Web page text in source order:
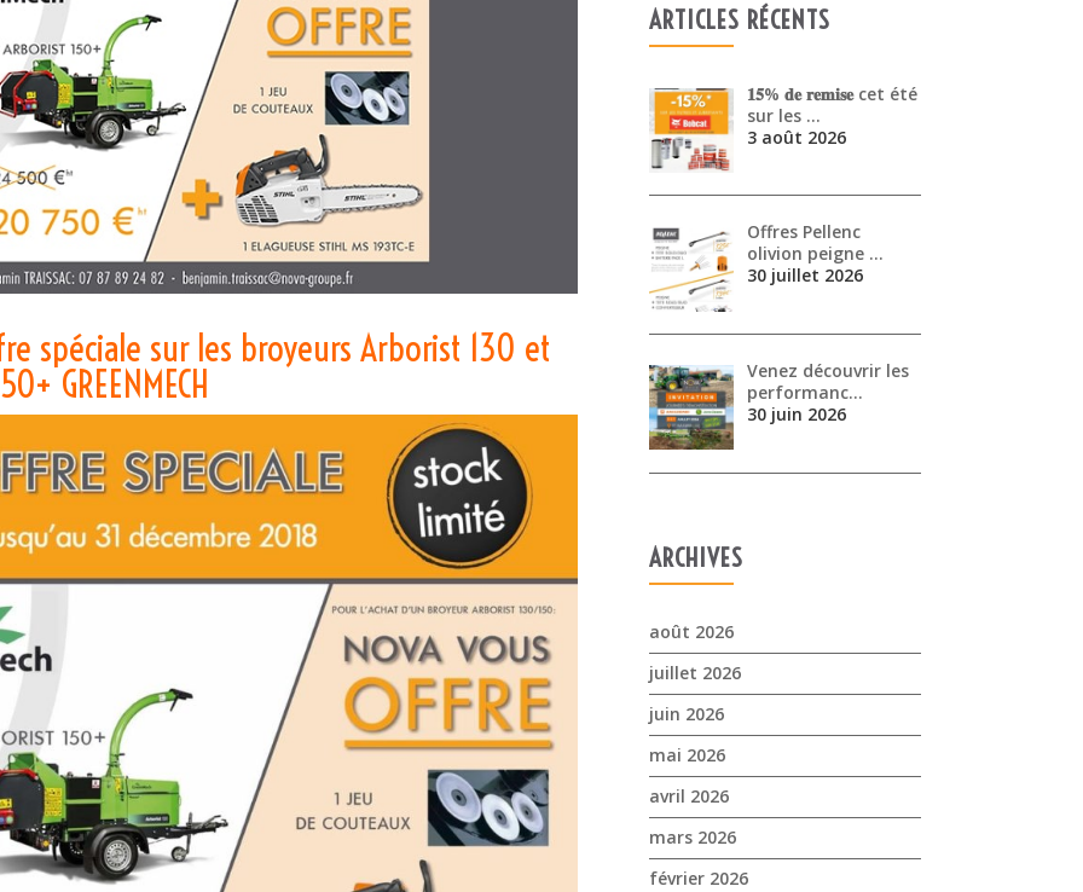
spéciale sur les broyeurs Arborist 130 et
GREENMECH
ARTICLES RÉCENTS
𝟏𝟓% 𝐝𝐞 𝐫𝐞𝐦𝐢𝐬𝐞 cet été
sur les …
3 août 2026
Offres Pellenc
olivion peigne …
30 juillet 2026
Venez découvrir les
performanc…
30 juin 2026
ARCHIVES
août 2026
juillet 2026
juin 2026
mai 2026
avril 2026
mars 2026
février 2026